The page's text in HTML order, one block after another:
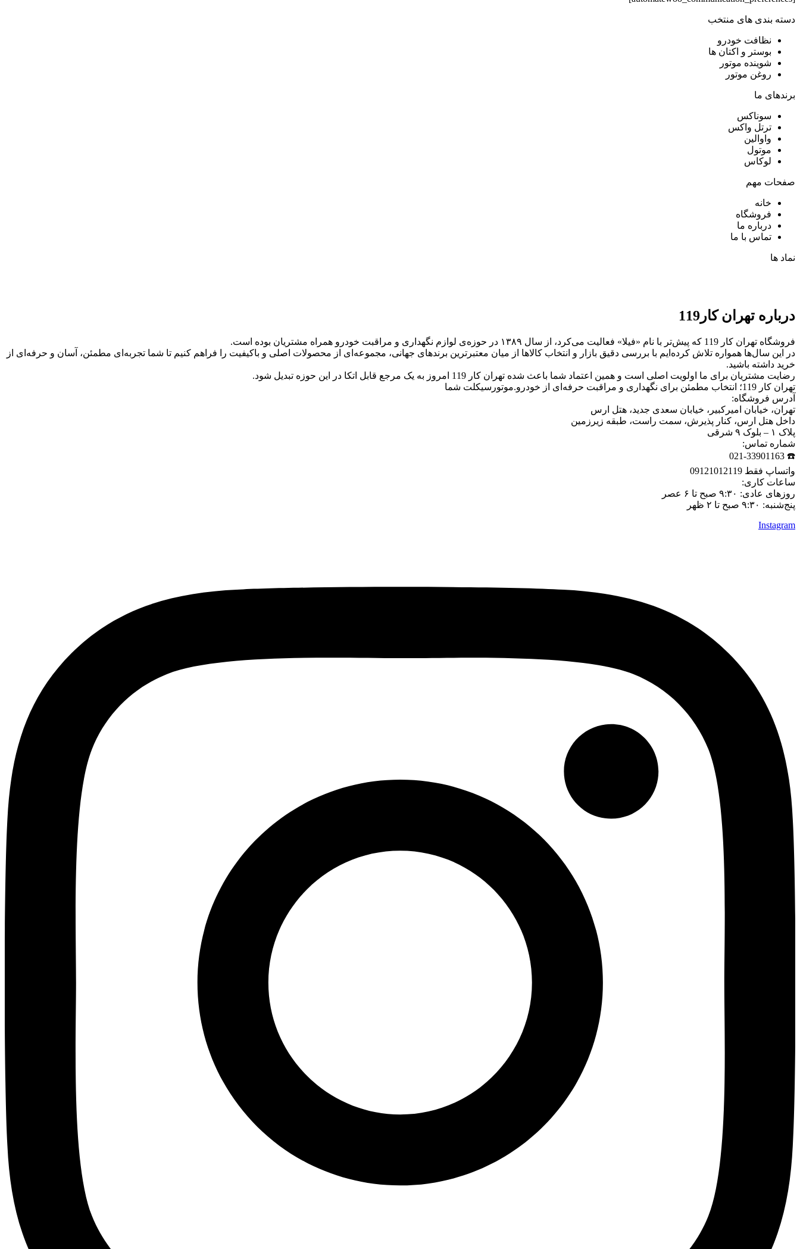
دسته بندی های منتخب
نظافت خودرو
بوستر و اکتان ها
شوینده موتور
روغن موتور
برندهای ما
سوناکس
ترتل واکس
واوالین
موتول
لوکاس
صفحات مهم
خانه
فروشگاه
درباره ما
تماس با ما
نماد ها
درباره تهران کار119
فروشگاه تهران کار 119 که پیش‌تر با نام «فیلا» فعالیت می‌کرد، از سال ۱۳۸۹ در حوزه‌ی لوازم نگهداری و مراقبت خودرو همراه مشتریان بوده است.
در این سال‌ها همواره تلاش کرده‌ایم با بررسی دقیق بازار و انتخاب کالاها از میان معتبرترین برندهای جهانی، مجموعه‌ای از محصولات اصلی و باکیفیت را فراهم کنیم تا شما تجربه‌ای مطمئن، آسان و حرفه‌ای از
خرید داشته باشید.
رضایت مشتریان برای ما اولویت اصلی است و همین اعتماد شما باعث شده تهران کار 119 امروز به یک مرجع قابل اتکا در این حوزه تبدیل شود.
تهران کار 119؛ انتخاب مطمئن برای نگهداری و مراقبت حرفه‌ای از خودرو.موتورسیکلت شما
آدرس فروشگاه:
تهران، خیابان امیرکبیر، خیابان سعدی جدید، هتل ارس
داخل هتل ارس، کنار پذیرش، سمت راست، طبقه زیرزمین
پلاک ۱ – بلوک ۹ شرقی
شماره تماس:
☎️ 021-33901163
واتساپ فقط 09121012119
ساعات کاری:
روزهای عادی: ۹:۳۰ صبح تا ۶ عصر
پنج‌شنبه: ۹:۳۰ صبح تا ۲ ظهر
Instagram